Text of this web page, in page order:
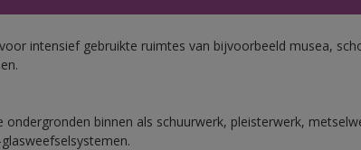
intensief gebruikte ruimtes van bijvoorbeeld musea,
ondergronden binnen als schuurwerk, pleisterwerk,